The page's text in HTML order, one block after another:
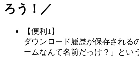
ろう！／
【便利1】
ダウンロード履歴が保存される
ームなんて名前だっけ？」とい